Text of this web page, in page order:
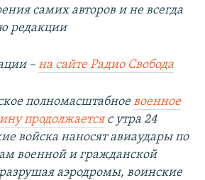
самих авторов и не всегда
редакции
– на сайте Радио Свобода
полномасштабноевоенное
продолжаетсяс утра 24
войска наносят авиаудары по
военной и гражданской
аэродромы, воинские